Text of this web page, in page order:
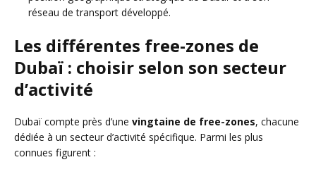
réseau de transport développé.
Les différentes free-zones de
Dubaï : choisir selon son secteur
d’activité
Dubaï compte près d’une vingtaine de free-zones, chacune
dédiée à un secteur d’activité spécifique. Parmi les plus
connues figurent :